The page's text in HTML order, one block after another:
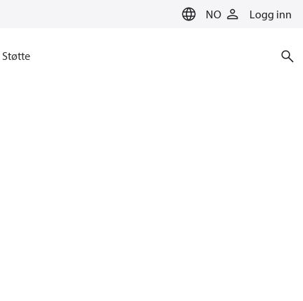
NO Logg inn
Støtte